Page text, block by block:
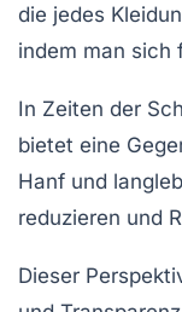
die jedes
indem man sich
In Zeiten der
bietet eine
Hanf und
reduzieren und
Dieser